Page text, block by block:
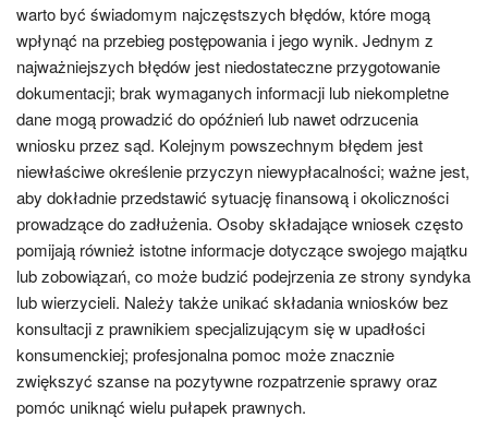
warto być świadomym najczęstszych błędów, które mogą
wpłynąć na przebieg postępowania i jego wynik. Jednym z
najważniejszych błędów jest niedostateczne przygotowanie
dokumentacji; brak wymaganych informacji lub niekompletne
dane mogą prowadzić do opóźnień lub nawet odrzucenia
wniosku przez sąd. Kolejnym powszechnym błędem jest
niewłaściwe określenie przyczyn niewypłacalności; ważne jest,
aby dokładnie przedstawić sytuację finansową i okoliczności
prowadzące do zadłużenia. Osoby składające wniosek często
pomijają również istotne informacje dotyczące swojego majątku
lub zobowiązań, co może budzić podejrzenia ze strony syndyka
lub wierzycieli. Należy także unikać składania wniosków bez
konsultacji z prawnikiem specjalizującym się w upadłości
konsumenckiej; profesjonalna pomoc może znacznie
zwiększyć szanse na pozytywne rozpatrzenie sprawy oraz
pomóc uniknąć wielu pułapek prawnych.